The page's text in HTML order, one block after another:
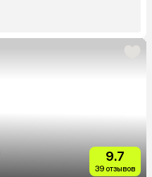
9.7
39 отзывов